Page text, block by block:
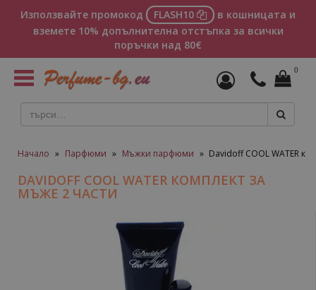
Използвайте промокод FLASH10
в кошницата и
вземете 10% допълнителна отстъпка за всички
поръчки над 80€
Toggle
navigation
0
Начало » Парфюми » Мъжки парфюми » Davidoff COOL WATER
DAVIDOFF COOL WATER КОМПЛЕКТ ЗА
МЪЖЕ 2 ЧАСТИ